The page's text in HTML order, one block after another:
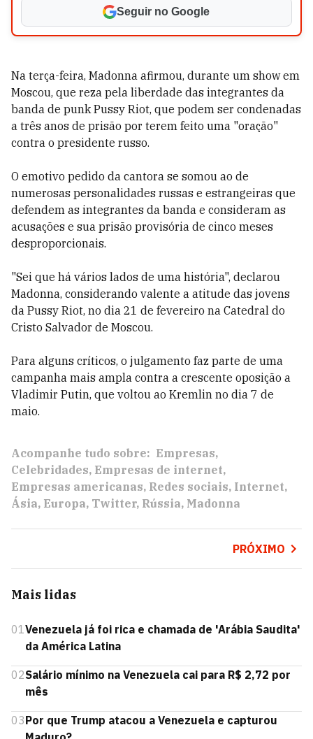
Seguir no Google
Na terça-feira, Madonna afirmou, durante um show em
Moscou, que reza pela liberdade das integrantes da
banda de punk Pussy Riot, que podem ser condenadas
a três anos de prisão por terem feito uma "oração"
contra o presidente russo.
O emotivo pedido da cantora se somou ao de
numerosas personalidades russas e estrangeiras que
defendem as integrantes da banda e consideram as
acusações e sua prisão provisória de cinco meses
desproporcionais.
"Sei que há vários lados de uma história", declarou
Madonna, considerando valente a atitude das jovens
da Pussy Riot, no dia 21 de fevereiro na Catedral do
Cristo Salvador de Moscou.
Para alguns críticos, o julgamento faz parte de uma
campanha mais ampla contra a crescente oposição a
Vladimir Putin, que voltou ao Kremlin no dia 7 de
maio.
Acompanhe tudo sobre: Empresas
Celebridades Empresas de internet
Empresas americanas Redes sociais Internet
Ásia Europa Twitter Rússia Madonna
PRÓXIMO
Mais lidas
01Venezuela já foi rica e chamada de 'Arábia Saudita'
da América Latina
02Salário mínimo na Venezuela cai para R$ 2,72 por
mês
03Por que Trump atacou a Venezuela e capturou